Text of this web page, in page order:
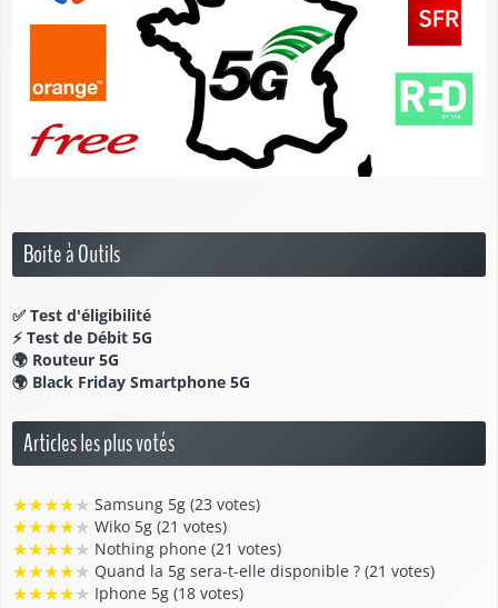
Boite à Outils
✅ Test d'éligibilité
⚡ Test de Débit 5G
🌍 Routeur 5G
🌍 Black Friday Smartphone 5G
Articles les plus votés
★★★★★ Samsung 5g (23 votes)
★★★★★ Wiko 5g (21 votes)
★★★★★ Nothing phone (21 votes)
★★★★★ Quand la 5g sera-t-elle disponible ? (21 votes)
★★★★★ Iphone 5g (18 votes)